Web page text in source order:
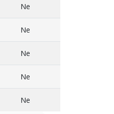
Ne
Ne
Ne
Ne
Ne